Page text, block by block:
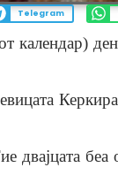
Telegram
календар)
Керкира
двајцата